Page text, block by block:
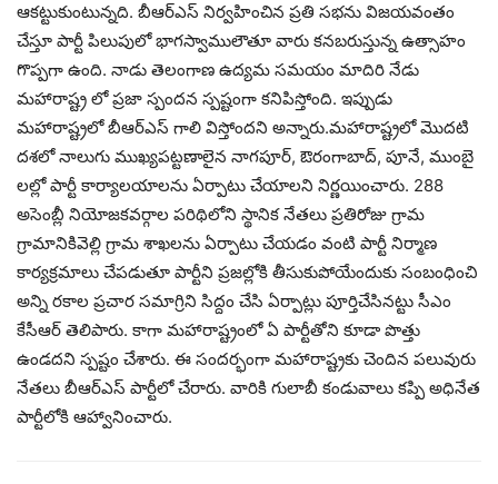
ఆకట్టుకుంటున్నది. బీఆర్ఎస్ నిర్వహించిన ప్రతి సభను విజయవంతం
చేస్తూ పార్టీ పిలుపులో భాగస్వాములౌతూ వారు కనబరుస్తున్న ఉత్సాహం
గొప్పగా ఉంది. నాడు తెలంగాణ ఉద్యమ సమయం మాదిరి నేడు
మహారాష్ట్ర లో ప్రజా స్పందన స్పష్టంగా కనిపిస్తోంది. ఇప్పుడు
మహారాష్ట్రలో బీఆర్ఎస్ గాలి విస్తోందని అన్నారు.మహారాష్ట్రలో మొదటి
దశలో నాలుగు ముఖ్యపట్టణాలైన నాగపూర్, ఔరంగాబాద్, పూనే, ముంబై
లల్లో పార్టీ కార్యాలయాలను ఏర్పాటు చేయాలని నిర్ణయించారు. 288
అసెంబ్లీ నియోజకవర్గాల పరిథిలోని స్థానిక నేతలు ప్రతిరోజు గ్రామ
గ్రామానికివెల్లి గ్రామ శాఖలను ఏర్పాటు చేయడం వంటి పార్టీ నిర్మాణ
కార్యక్రమాలు చేపడుతూ పార్టీని ప్రజల్లోకి తీసుకుపోయేందుకు సంబంధించి
అన్ని రకాల ప్రచార సమాగ్రిని సిద్దం చేసి ఏర్పాట్లు పూర్తిచేసినట్టు సీఎం
కేసీఆర్‌ తెలిపారు. కాగా మహారాష్ట్రంలో ఏ పార్టీతోని కూడా పొత్తు
ఉండదని స్పష్టం చేశారు. ఈ సందర్భంగా మహారాష్ట్రకు చెందిన పలువురు
నేతలు బీఆర్ఎస్ పార్టీలో చేరారు. వారికి గులాబీ కండువాలు కప్పి అధినేత
పార్టీలోకి ఆహ్వానించారు.